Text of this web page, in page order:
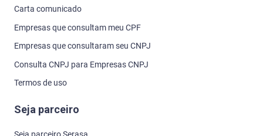
Carta comunicado
Empresas que consultam meu CPF
Empresas que consultaram seu CNPJ
Consulta CNPJ para Empresas CNPJ
Termos de uso
Seja parceiro
Seja parceiro Serasa